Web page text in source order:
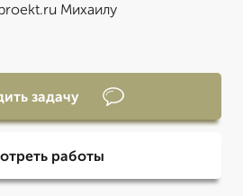
Михаилу
задачу
работы